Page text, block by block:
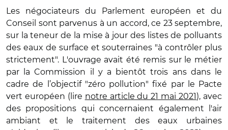
Les négociateurs du Parlement européen et du
Conseil sont parvenus à un accord, ce 23 septembre,
sur la teneur de la mise à jour des listes de polluants
des eaux de surface et souterraines "à contrôler plus
strictement". L'ouvrage avait été remis sur le métier
par la Commission il y a bientôt trois ans dans le
cadre de l’objectif "zéro pollution" fixé par le Pacte
vert européen (lire notre article du 21 mai 2021), avec
des propositions qui concernaient également l'air
ambiant et le traitement des eaux urbaines